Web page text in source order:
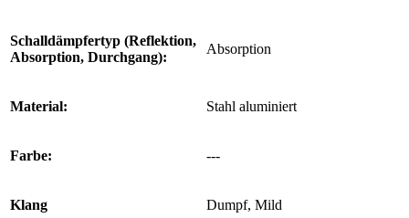
Schalldämpfertyp (Reflektion,
Absorption, Durchgang):
Absorption
Material: Stahl aluminiert
Farbe: ---
Klang Dumpf, Mild